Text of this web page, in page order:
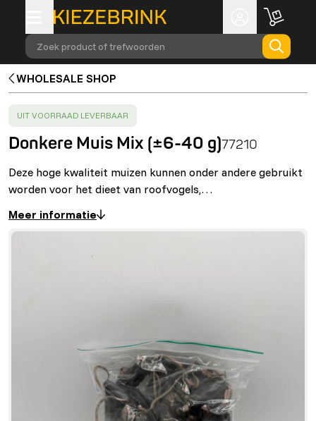
Zoek product of trefwoorden
WHOLESALE SHOP
SUCCESS:
UIT VOORRAAD LEVERBAAR
Donkere Muis Mix (±6-40 g)77210
Deze hoge kwaliteit muizen kunnen onder andere gebruikt
worden voor het dieet van roofvogels,…
Meer informatie